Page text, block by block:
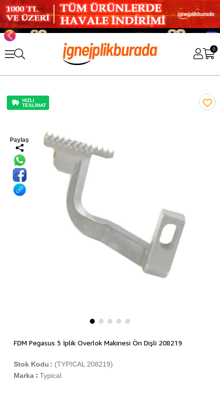
0
HIZLI
TESLİMAT
Paylaş
FDM Pegasus 5 İplik Overlok Makinesi Ön Dişli 208219
(TYPICAL 208219)
Stok Kodu
Marka : Typical